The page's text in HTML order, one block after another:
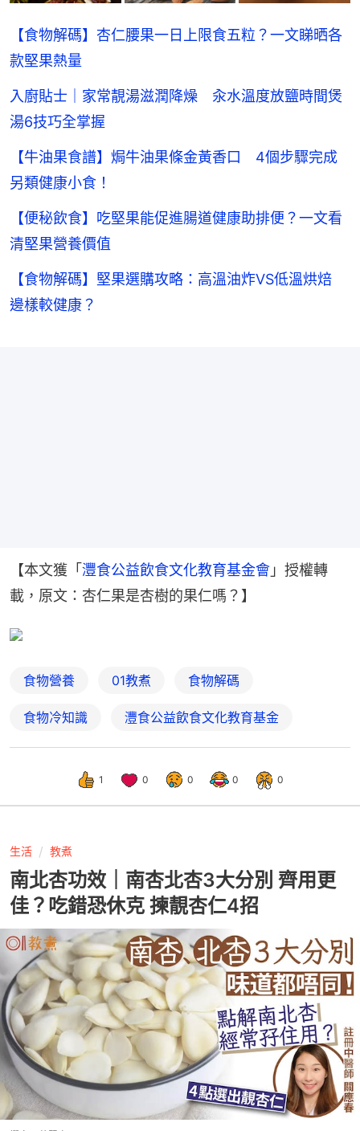
【食物解碼】杏仁腰果一日上限食五粒？一文睇晒各
款堅果熱量
入廚貼士｜家常靚湯滋潤降燥 汆水溫度放鹽時間煲
湯6技巧全掌握
【牛油果食譜】焗牛油果條金黃香口 4個步驟完成
另類健康小食！
【便秘飲食】吃堅果能促進腸道健康助排便？一文看
清堅果營養價值
【食物解碼】堅果選購攻略：高溫油炸VS低溫烘焙
邊樣較健康？
【本文獲「 灃食公益飲食文化教育基金會 」授權轉
載，原文：杏仁果是杏樹的果仁嗎？】
食物營養 01教煮 食物解碼
食物冷知識 灃食公益飲食文化教育基金
1 0 0 0 0
生活 教煮
南北杏功效｜南杏北杏3大分別 齊用更
佳？吃錯恐休克 揀靚杏仁4招